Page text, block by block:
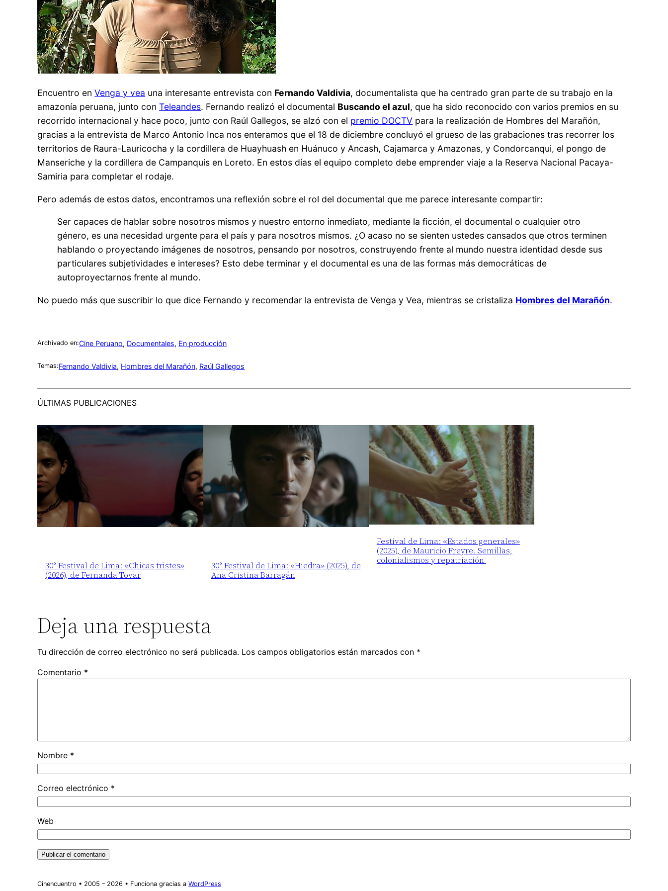
Encuentro enVenga y vea una interesante entrevista con Fernando Valdivia, documentalista que ha centrado gran parte de su trabajo en la
amazonía peruana, junto conTeleandes. Fernando realizó el documental Buscando el azul, que ha sido reconocido con varios premios en su
recorrido internacional y hace poco, junto con Raúl Gallegos, se alzó con el premio DOCTV para la realización de Hombres del Marañón,
gracias a la entrevista de Marco Antonio Inca nos enteramos que el 18 de diciembre concluyó el grueso de las grabaciones tras recorrer los
territorios de Raura-Lauricocha y la cordillera de Huayhuash en Huánuco y Ancash, Cajamarca y Amazonas, y Condorcanqui, el pongo de
Manseriche y la cordillera de Campanquis en Loreto. En estos días el equipo completo debe emprender viaje a la Reserva Nacional Pacaya-
Samiria para completar el rodaje.
Pero además de estos datos, encontramos una reflexión sobre el rol del documental que me parece interesante compartir:
Ser capaces de hablar sobre nosotros mismos y nuestro entorno inmediato, mediante la ficción, el documental o cualquier otro
género, es una necesidad urgente para el país y para nosotros mismos. ¿O acaso no se sienten ustedes cansados que otros terminen
hablando o proyectando imágenes de nosotros, pensando por nosotros, construyendo frente al mundo nuestra identidad desde sus
particulares subjetividades e intereses? Esto debe terminar y el documental es una de las formas más democráticas de
autoproyectarnos frente al mundo.
No puedo más que suscribir lo que dice Fernando y recomendar la entrevista de Venga y Vea, mientras se cristaliza Hombres del Marañón.
Archivado en:Cine Peruano, Documentales, En producción
Temas:Fernando Valdivia, Hombres del Marañón, Raúl Gallegos
ÚLTIMAS PUBLICACIONES
30° Festival de Lima: «Chicas tristes»
(2026), de Fernanda Tovar
30° Festival de Lima: «Hiedra» (2025), de
Ana Cristina Barragán
Festival de Lima: «Estados generales»
(2025), de Mauricio Freyre. Semillas,
colonialismos y repatriación
Deja una respuesta
Tu dirección de correo electrónico no será publicada. Los campos obligatorios están marcados con *
Comentario *
Nombre *
Correo electrónico *
Web
Cinencuentro • 2005 – 2026 • Funciona gracias aWordPress